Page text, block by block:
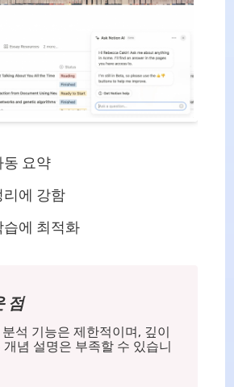
동 요약
리에 강함
습에 최적화
점
분석 기능은 제한적이며, 깊이
개념 설명은 부족할 수 있습니